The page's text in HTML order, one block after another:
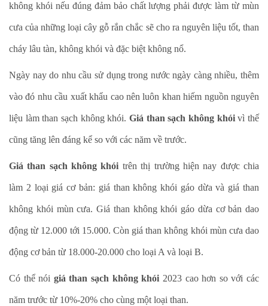
không khói nếu đúng đảm bảo chất lượng phải được làm từ mùn
cưa của những loại cây gỗ rắn chắc sẽ cho ra nguyên liệu tốt, than
cháy lâu tàn, không khói và đặc biệt không nổ.
Ngày nay do nhu cầu sử dụng trong nước ngày càng nhiều, thêm
vào đó nhu cầu xuất khẩu cao nên luôn khan hiếm nguồn nguyên
liệu làm than sạch không khói. Giá than sạch không khóivì thế
cũng tăng lên đáng kể so với các năm về trước.
Giá than sạch không khói trên thị trường hiện nay được chia
làm 2 loại giá cơ bản: giá than không khói gáo dừa và giá than
không khói mùn cưa. Giá than không khói gáo dừa cơ bản dao
động từ 12.000 tới 15.000. Còn giá than không khói mùn cưa dao
động cơ bản từ 18.000-20.000 cho loại A và loại B.
Có thể nói giá than sạch không khói 2023 cao hơn so với các
năm trước từ 10%-20% cho cùng một loại than.